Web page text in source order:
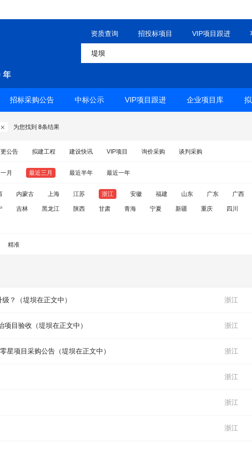
资质查询 招投标项目 VIP项目跟进
招标采购公告 中标公示 VIP项目跟进 企业项目库
 为您找到 8条结果
公告 拟建工程 建设快讯 VIP项目 询价采购 谈判采购
月 最近三月 最近半年 最近一年
内蒙古 上海 江苏 浙江 安徽 福建 山东 广东 广西
吉林 黑龙江 陕西 甘肃 青海 宁夏 新疆 重庆 四川
精准
级？（堤坝在正文中） 浙江
项目验收（堤坝在正文中） 浙江
星项目采购公告（堤坝在正文中） 浙江
浙江
浙江
浙江